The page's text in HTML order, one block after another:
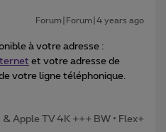
Forum|Forum|4 years ago
à votre adresse :
et votre adresse de
votre ligne téléphonique.
& Apple TV 4K +++ BW • Flex+